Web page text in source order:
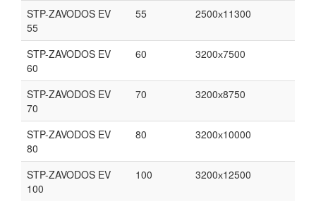
STP-ZAVODOS EV
55
55 2500х11300
STP-ZAVODOS EV
60
60 3200х7500
STP-ZAVODOS EV
70
70 3200х8750
STP-ZAVODOS EV
80
80 3200х10000
STP-ZAVODOS EV
100
100 3200х12500